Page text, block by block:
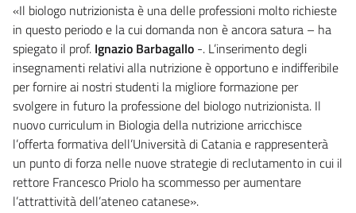
«Il biologo nutrizionista è una delle professioni molto richieste
in questo periodo e la cui domanda non è ancora satura – ha
spiegato il prof. Ignazio Barbagallo -. L’inserimento degli
insegnamenti relativi alla nutrizione è opportuno e indifferibile
per fornire ai nostri studenti la migliore formazione per
svolgere in futuro la professione del biologo nutrizionista. Il
nuovo curriculum in Biologia della nutrizione arricchisce
l’offerta formativa dell’Università di Catania e rappresenterà
un punto di forza nelle nuove strategie di reclutamento in cui il
rettore Francesco Priolo ha scommesso per aumentare
l’attrattività dell’ateneo catanese».